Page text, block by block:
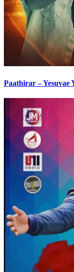
Paathirar – Yesuvae